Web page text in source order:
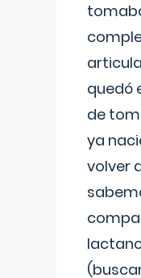
quedó
de
ya
volver